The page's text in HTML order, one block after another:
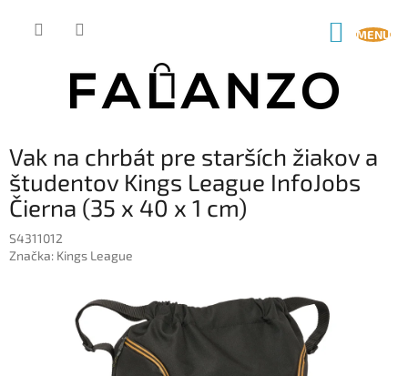
Vak na chrbát pre starších žiakov a
študentov Kings League InfoJobs
Čierna (35 x 40 x 1 cm)
S4311012
Značka: Kings League